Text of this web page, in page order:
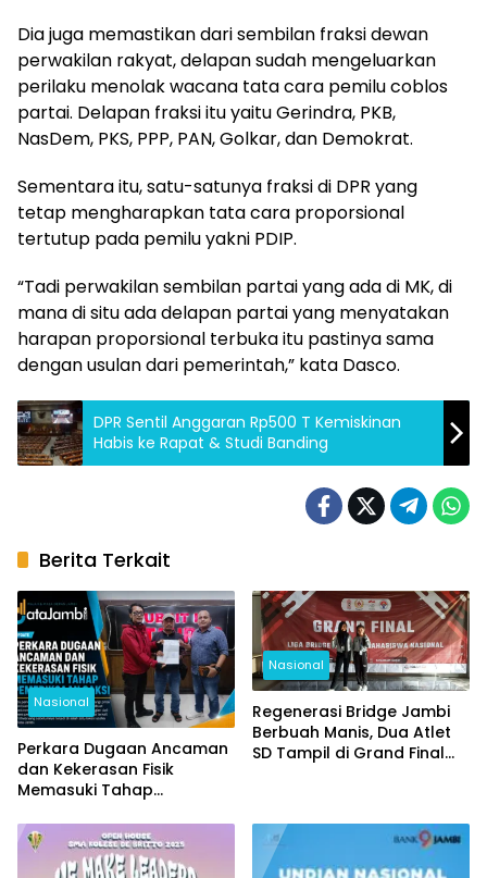
Dia juga memastikan dari sembilan fraksi dewan
perwakilan rakyat, delapan sudah mengeluarkan
perilaku menolak wacana tata cara pemilu coblos
partai. Delapan fraksi itu yaitu Gerindra, PKB,
NasDem, PKS, PPP, PAN, Golkar, dan Demokrat.
Sementara itu, satu-satunya fraksi di DPR yang
tetap mengharapkan tata cara proporsional
tertutup pada pemilu yakni PDIP.
“Tadi perwakilan sembilan partai yang ada di MK, di
mana di situ ada delapan partai yang menyatakan
harapan proporsional terbuka itu pastinya sama
dengan usulan dari pemerintah,” kata Dasco.
DPR Sentil Anggaran Rp500 T Kemiskinan
Habis ke Rapat & Studi Banding
Berita Terkait
Nasional
Perkara Dugaan Ancaman
dan Kekerasan Fisik
Memasuki Tahap
Nasional
Regenerasi Bridge Jambi
Berbuah Manis, Dua Atlet
SD Tampil di Grand Final